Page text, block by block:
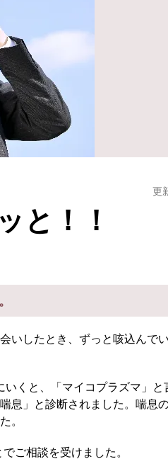
更
と！！
いしたとき、ずっと咳込んで
くと、「マイコプラズマ」と
息」と診断されました。喘息
。
ご相談を受けました。